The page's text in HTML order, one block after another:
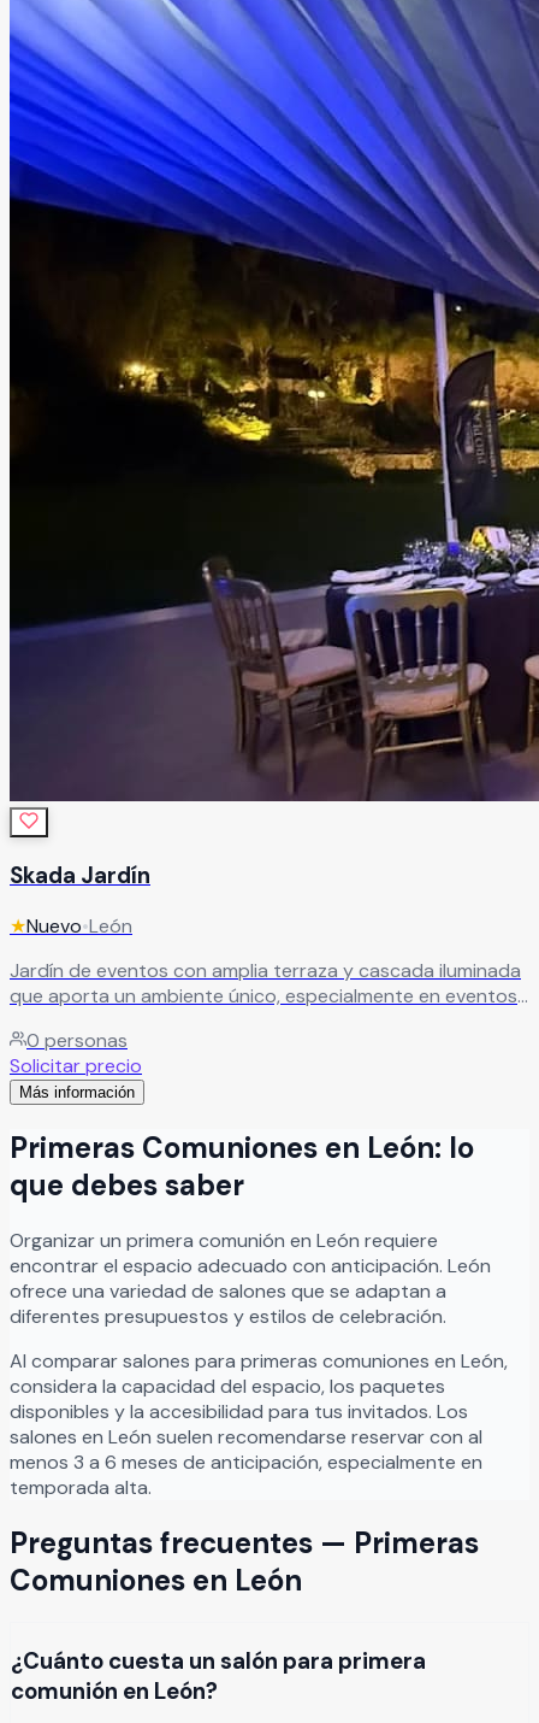
Skada Jardín
★Nuevo•León
Jardín de eventos con amplia terraza y cascada iluminada
que aporta un ambiente único, especialmente en eventos
entorno visualmente atractivo, elegante y memorable.
Perfecto para bodas y eventos sociales de alto impacto.
Leer más
0 personas
Solicitar precio
Más información
Primeras Comuniones en León: lo
que debes saber
Organizarun primera comunión en León requiere
encontrar el espacio adecuado con anticipación. León
ofrece una variedad de salones que se adaptan a
diferentes presupuestos y estilos de celebración.
Al comparar salones para primeras comuniones en León,
considera la capacidad del espacio, los paquetes
disponibles y la accesibilidad para tus invitados. Los
salones en León suelen recomendarse reservar con al
menos 3 a 6 meses de anticipación, especialmente en
temporada alta.
Preguntas frecuentes — Primeras
Comuniones en León
¿Cuánto cuesta un salón para primera
comunión en León?